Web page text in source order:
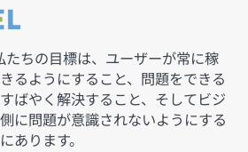
たちの目標は、ユーザーが常に稼
るようにすること、問題をできる
ばやく解決すること、そしてビジ
に問題が意識されないようにする
あります。